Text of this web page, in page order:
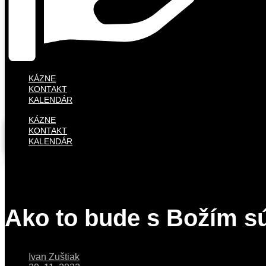
KÁZNE
KONTAKT
KALENDÁR
KÁZNE
KONTAKT
KALENDÁR
Ako to bude s Božím
Ivan Zuštiak